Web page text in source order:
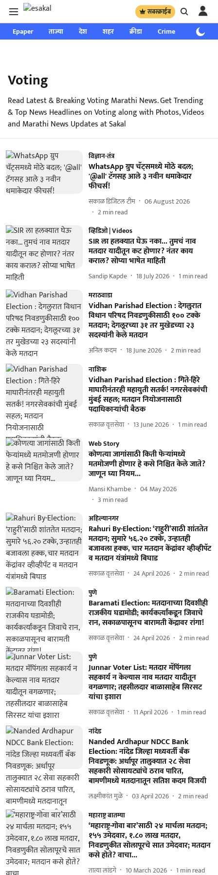
सबस्क्राईब
Epaper ताज्या देश शहर क्रीडा Crime साप्ताहिक
Voting
Read Latest & Breaking Voting Marathi News. Get Trending
& Top News Headlines on Voting along with Photos, Videos
and Marathi News Updates at Sakal
विज्ञान-तंत्र
WhatsApp ग्रुप चॅट्समध्ये मोठे बदल;
'@all' टॅगसह आले ३ नवीन धमाकेदार
फीचर्स!
सकाळ डिजिटल टीम
06 August 2026
2min read
व्हिडिओ | Videos
SIR ला हलक्यात घेऊ नका... तुमचं नाव
मतदार यादीतून कट होणार? नंतर काय
कराल? सोप्या भाषेत माहिती
Sandip Kapde 18 July 2026 1 min read
मराठवाडा
Vidhan Parishad Election : देगलुरात
विधान परिषद निवडणुकीसाठी १०० टक्के
मतदान; देगलूरच्या ३१ तर मुखेडच्या २३
सदस्यांनी केले मतदान
अनिल कदम 18 June 2026 2min read
नाशिक
Vidhan Parishad Election : गिते-हिरे
माघारीनंतरही महायुती सतर्क! नगरसेवकांची
मुंबई सहल; मतदान नियोजनासाठी
पदाधिकाऱ्यांची बैठक
सकाळ वृत्तसेवा 13 June 2026 1 min read
Web Story
कोणत्या जागांसाठी किती फेऱ्यांमध्ये
मतमोजणी होणार हे कसे निश्चित केले जाते?
जाणून घ्या नियम...
Mansi Khambe
04 May 2026
3 min read
अहिल्यानगर
Rahuri By-Election: ‘राहुरी’साठी शांततेत
मतदान; सुमारे ५६.२० टक्के, उन्हातही
बजावला हक्‍क, चार मतदान केंद्रांवर व्हीव्हीपॅट
व मतदान यंत्रांमध्ये बिघाड
सकाळ वृत्तसेवा 24 April 2026 2min read
पुणे
Baramati Election: मतदानाच्या दिवशीही
राजकीय घडामोडी; कार्यकर्त्यांकडून जिवाचे
रान, सकाळपासूनच बारामती केंद्रावर रांगा!
सकाळ वृत्तसेवा 24 April 2026 2min read
पुणे
Junnar Voter List: मतदार मॅपिंगला
सहकार्य न केल्यास नाव मतदार यादीतून
वगळणार; तहसीलदार बाळासाहेब सिरसट
यांचा इशारा
सकाळ वृत्तसेवा 11 April 2026 1 min read
नांदेड
Nanded Ardhapur NDCC Bank
Election: नांदेड जिल्हा मध्यवर्ती बँक
निवडणूक: अर्धापूर तालुक्यात २८ सेवा
सहकारी सोसायट्यांचे ठराव पारित,
बामणीमध्ये मतदानातून सतिश कदम विजयी
लक्ष्मीकांत मुळे 03 April 2026 2min read
महाराष्ट्र बातम्या
‘महाराष्ट्र-गोवा बार’साठी २४ मार्चला मतदान;
१५५ उमेदवार, १.८० लाख मतदार,
निवडणुकीत सोलापूरचे सात उमेदवार; मतदान
कसे होते? वाचा...
तात्या लांडगे 10 March 2026 1 min read